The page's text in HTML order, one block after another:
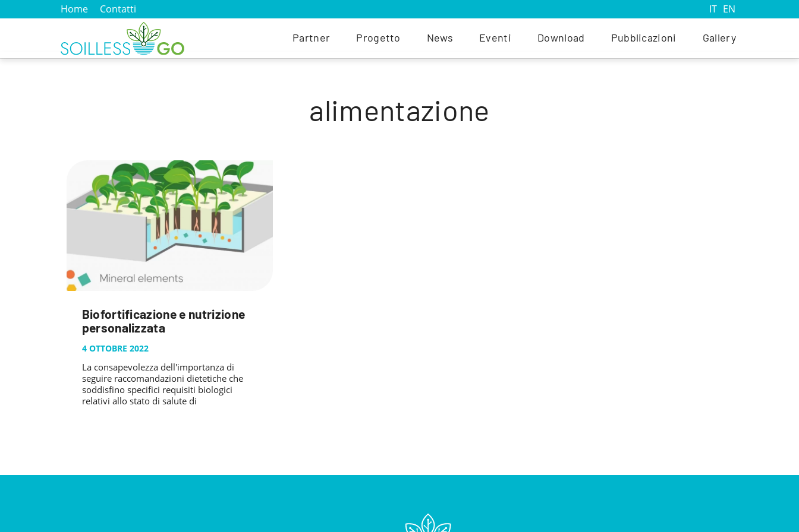
Home Contatti IT EN
Partner Progetto News Eventi Download Pubblicazioni Gallery
alimentazione
Biofortificazione e nutrizione
personalizzata
4 OTTOBRE 2022
La consapevolezza dell'importanza di
seguire raccomandazioni dietetiche che
soddisfino specifici requisiti biologici
relativi allo stato di salute di